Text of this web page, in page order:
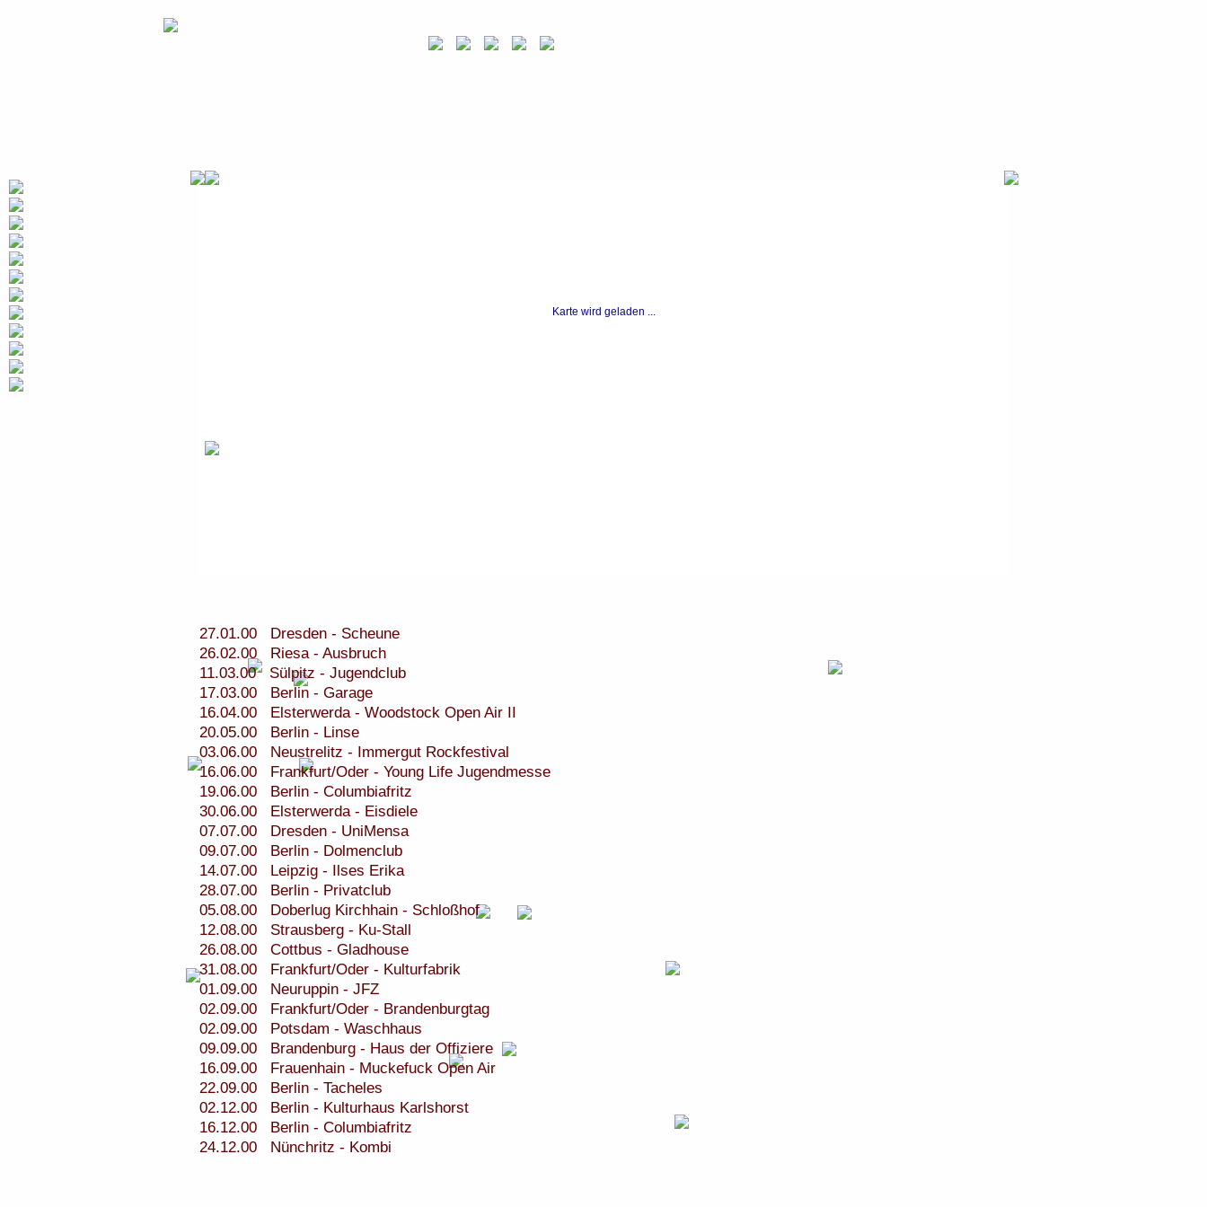
Karte wird geladen ...
27.01.00 Dresden - Scheune
26.02.00 Riesa - Ausbruch
11.03.00 Sülpitz - Jugendclub
17.03.00 Berlin - Garage
16.04.00 Elsterwerda - Woodstock Open Air II
20.05.00 Berlin - Linse
03.06.00 Neustrelitz - Immergut Rockfestival
16.06.00 Frankfurt/Oder - Young Life Jugendmesse
19.06.00 Berlin - Columbiafritz
30.06.00 Elsterwerda - Eisdiele
07.07.00 Dresden - UniMensa
09.07.00 Berlin - Dolmenclub
14.07.00 Leipzig - Ilses Erika
28.07.00 Berlin - Privatclub
05.08.00 Doberlug Kirchhain - Schloßhof
12.08.00 Strausberg - Ku-Stall
26.08.00 Cottbus - Gladhouse
31.08.00 Frankfurt/Oder - Kulturfabrik
01.09.00 Neuruppin - JFZ
02.09.00 Frankfurt/Oder - Brandenburgtag
02.09.00 Potsdam - Waschhaus
09.09.00 Brandenburg - Haus der Offiziere
16.09.00 Frauenhain - Muckefuck Open Air
22.09.00 Berlin - Tacheles
02.12.00 Berlin - Kulturhaus Karlshorst
16.12.00 Berlin - Columbiafritz
24.12.00 Nünchritz - Kombi